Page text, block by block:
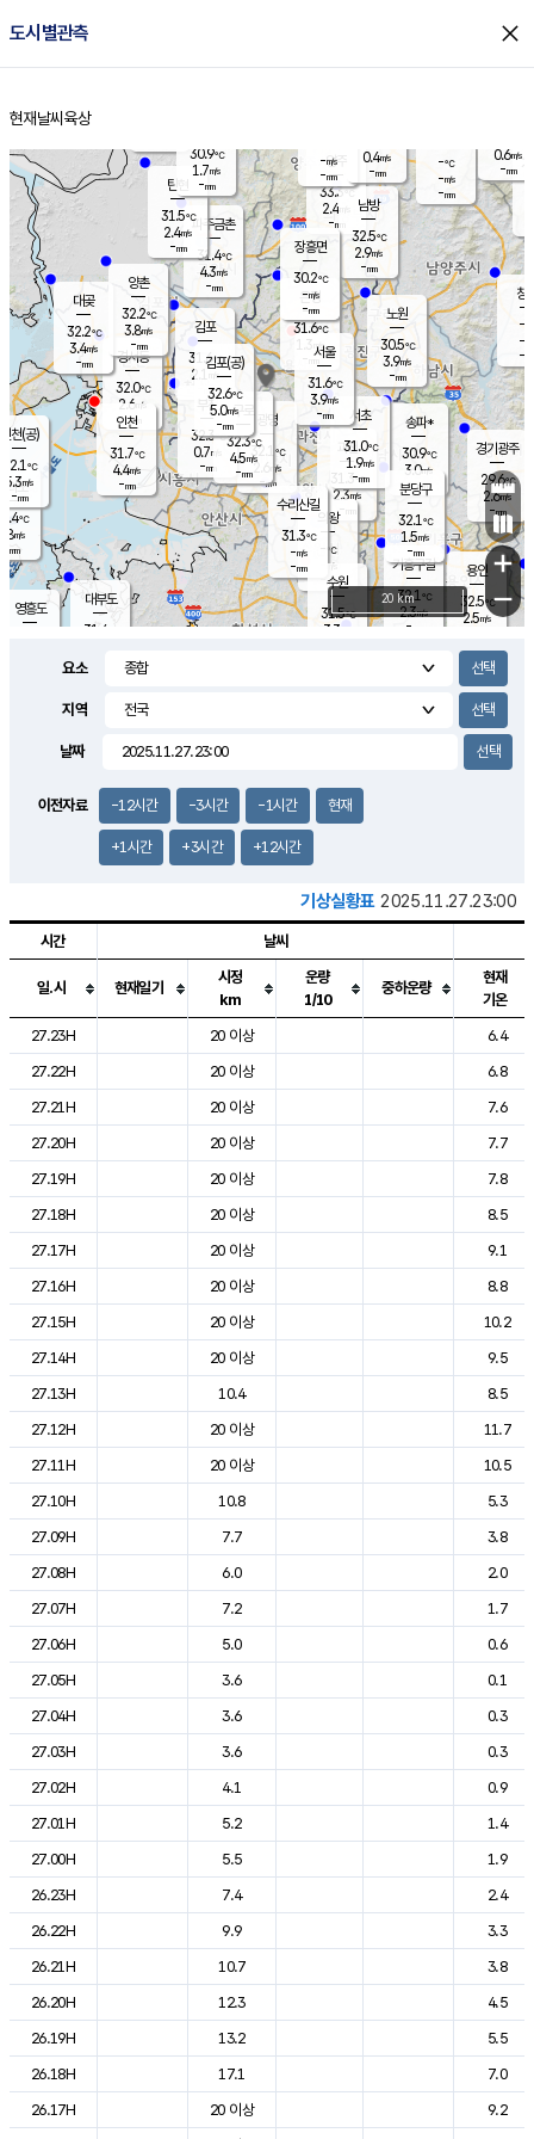
도시별관측 close
홈
현재날씨 육상
의도
℃
m/s
mm
영흥도
양주
33.3℃
2.4
-mm
과천
31.3℃
2.3m/s
- mm
용인
32.5℃
2.5m/s
경기광주
29.6℃
2.6m/s
-mm
3.8m/s
대부도
31.4
경서동
32.0℃
2.6 m/s
-mm
파주금촌
31.4℃
4.3m/s
-mm
-℃
-m/s
-mm
대곶
32.2℃
3.4m/s
-mm
창
-
-m/
-
탄현
31.5℃
2.4m/s
-mm
0.6m/s
-mm
의왕
- ℃
m/s
mm
김포
31.6℃
2.1 m/s
mm
광명
32.1
℃
2.6 m/s
-mm
부천
32.3℃
0.7m/s
-mm
양촌
32.2℃
3.8m/s
-mm
구로
32.3℃
4.5m/s
-mm
은평
31.6℃
1.3 m/s
- mm
노원
30.5℃
3.9m/s
-mm
송파*
30.9℃
3.0m/s
-mm
서초
31.0℃
1.9m/s
-mm
남방
32.5℃
2.9m/s
-mm
기흥구갈
32.1℃
2.3m/s
-
수리산길
31.3℃
-m/s
-mm
분당구
32.1℃
1.5m/s
-mm
장흥면
30.2℃
-m/s
-mm
-m/s
-mm
인천(공)
32.1℃
5.3m/s
-mm
김포(공)
32.6℃
5.0m/s
-mm
수원
31.5℃
3.3 m/s
인천
31.7℃
4.4m/s
-mm
서울
31.6℃
3.9m/s
-mm
30.9℃
1.7m/s
-mm
0.4m/s
-mm
+
−
20 km
요소
지역
날짜
이전자료 -12시간 -3시간 -1시간 현재
+1시간 +3시간 +12시간
기상실황표 2025.11.27.23:00
도시별 기상실황표로 지점, 날씨, 기온, 강수, 바람, 기압등을 안내한 표입
시간 날씨
일.시 현재일기
시정
km
운량
1/10
중하운량
현재
기온
27.23H
20 이상
6.4
27.22H
20 이상
6.8
27.21H
20 이상
7.6
27.20H
20 이상
7.7
27.19H
20 이상
7.8
27.18H
20 이상
8.5
27.17H
20 이상
9.1
27.16H
20 이상
8.8
27.15H
20 이상
10.2
27.14H
20 이상
9.5
27.13H
10.4
8.5
27.12H
20 이상
11.7
27.11H
20 이상
10.5
27.10H
10.8
5.3
27.09H
7.7
3.8
27.08H
6.0
2.0
27.07H
7.2
1.7
27.06H
5.0
0.6
27.05H
3.6
0.1
27.04H
3.6
0.3
27.03H
3.6
0.3
27.02H
4.1
0.9
27.01H
5.2
1.4
27.00H
5.5
1.9
26.23H
7.4
2.4
26.22H
9.9
3.3
26.21H
10.7
3.8
26.20H
12.3
4.5
26.19H
13.2
5.5
26.18H
17.1
7.0
26.17H
20 이상
9.2